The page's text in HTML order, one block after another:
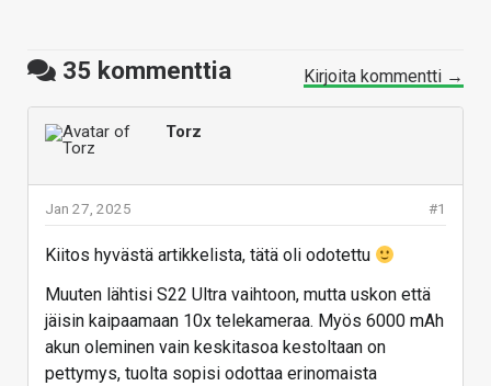
35 kommenttia Kirjoita kommentti →
Torz
#1
Jan 27, 2025
Kiitos hyvästä artikkelista, tätä oli odotettu
Muuten lähtisi S22 Ultra vaihtoon, mutta uskon että
jäisin kaipaamaan 10x telekameraa. Myös 6000 mAh
akun oleminen vain keskitasoa kestoltaan on
pettymys, tuolta sopisi odottaa erinomaista